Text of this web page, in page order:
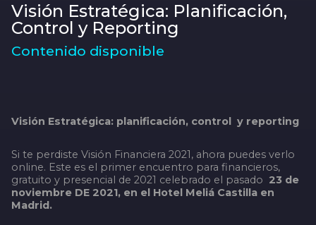
Visión Estratégica: Planificación,
Control y Reporting
Contenido disponible
Visión Estratégica: planificación, control y reporting
Si te perdiste Visión Financiera 2021, ahora puedes verlo
online. Este es el primer encuentro para financieros,
gratuito y presencial de 2021 celebrado el pasado 23 de
noviembre DE 2021, en el Hotel Meliá Castilla en
Madrid.